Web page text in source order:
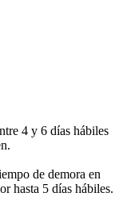
4 y 6 días hábiles
de demora en
hasta 5 días hábiles.